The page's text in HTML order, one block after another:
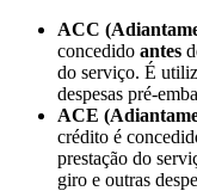
ACC
concedido antes
do serviço. É
despesas pré-
ACE
crédito é
prestação do
giro e outras